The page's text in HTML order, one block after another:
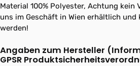
Material 100% Polyester, Achtung kein
uns im Geschäft in Wien erhältlich
werden!
Angaben zum Hersteller
GPSR